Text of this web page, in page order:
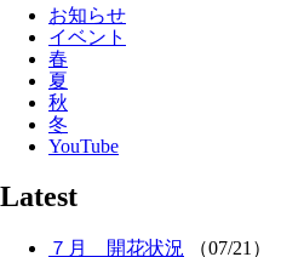
お知らせ
イベント
春
夏
秋
冬
YouTube
Latest
７月 開花状況
（07/21）